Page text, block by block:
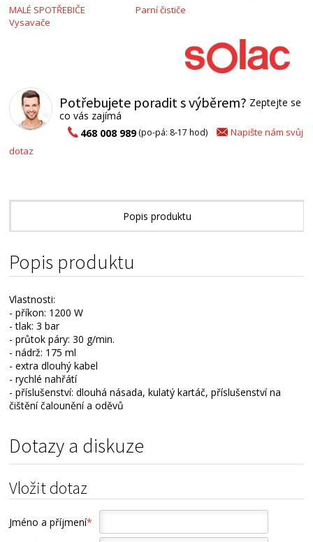
MALÉ SPOTŘEBIČE
Vysavače
Parní čističe
Potřebujete poradit s výběrem? Zeptejte se
co vás zajímá
468 008 989(po-pá: 8-17 hod)
Napište nám svůj
dotaz
Popis produktu
Popis produktu
Vlastnosti:
- příkon: 1200 W
- tlak: 3 bar
- průtok páry: 30 g/min.
- nádrž: 175 ml
- extra dlouhý kabel
- rychlé nahřátí
- příslušenství: dlouhá násada, kulatý kartáč, příslušenství na
čištění čalounění a oděvů
Dotazy a diskuze
Vložit dotaz
Jméno a příjmení*